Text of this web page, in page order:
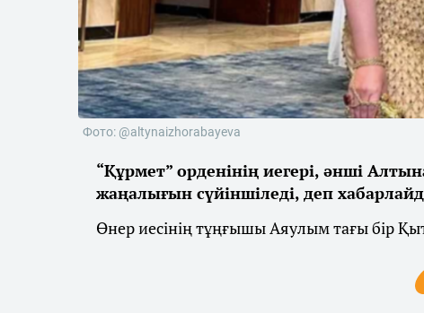
Фото: @altynaizhorabayeva
“Құрмет” орденінің иегері, әнші
жаңалығын сүйіншіледі, деп
Өнер иесінің тұңғышы Аяулым тағы бір